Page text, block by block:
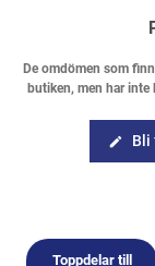
De omdömen som
butiken, men har inte
edit Bli
Toppdelar till